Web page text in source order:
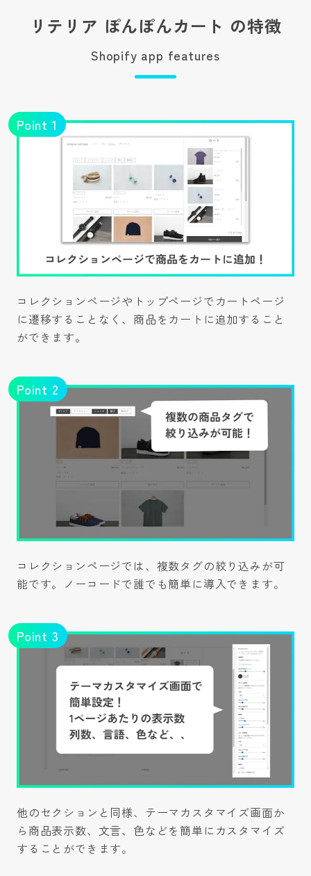
リテリア ぽんぽんカート の特徴
Shopify app features
Point 1
コレクションページやトップページでカートページ
に遷移することなく、商品をカートに追加すること
ができます。
Point 2
コレクションページでは、複数タグの絞り込みが可
能です。ノーコードで誰でも簡単に導入できます。
Point 3
他のセクションと同様、テーマカスタマイズ画面か
ら商品表示数、文言、色などを簡単にカスタマイズ
することができます。